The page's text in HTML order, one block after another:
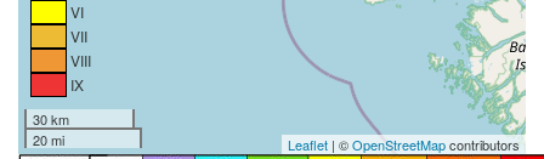
VI
VII
VIII
IX
30 km
20 mi
Leaflet | ©OpenStreetMapcontributors